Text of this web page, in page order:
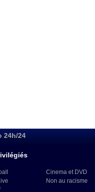
24h/24
Cinema et DVD
Non au racisme